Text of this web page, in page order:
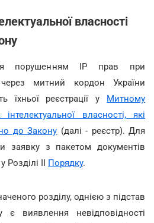
власності
порушенням IP прав при
через митний кордон України
їхньої реєстрації у Митному
власності, які
до Закону (далі - реєстр). Для
заявку з пакетом документів
Розділі II Порядку.
розділу, однією з підстав
виявлення невідповідності